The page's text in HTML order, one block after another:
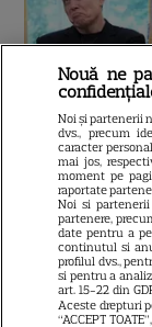
14
3
Nouă ne
Noi și partenerii
dvs., precum
caracter
mai jos,
moment pe
raportate
Noi si
partenere,
date pentru a
continutul si
profilul dvs.,
si pentru a
art. 15-22 din
Aceste drepturi
“ACCEPT